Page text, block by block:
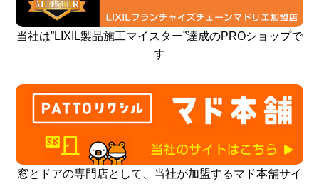
当社は”LIXIL製品施工マイスター”達成のPROショップで
す
窓とドアの専門店として、当社が加盟するマド本舗サイ